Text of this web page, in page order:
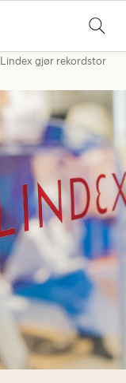
Lindex gjør rekordstor